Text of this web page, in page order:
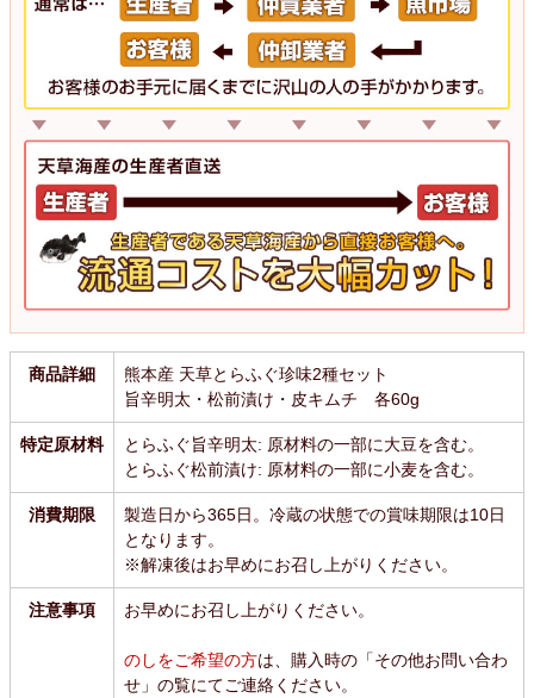
商品詳細
熊本産 天草とらふぐ珍味2種セット
旨辛明太・松前漬け・皮キムチ 各60g
特定原材料
とらふぐ旨辛明太: 原材料の一部に大豆を含む。
とらふぐ松前漬け: 原材料の一部に小麦を含む。
消費期限
製造日から365日。冷蔵の状態での賞味期限は10日
となります。
※解凍後はお早めにお召し上がりください。
注意事項 お早めにお召し上がりください。
のしをご希望の方は、購入時の「その他お問い合わ
せ」の覧にてご連絡ください。